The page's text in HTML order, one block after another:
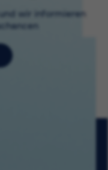
wir informieren